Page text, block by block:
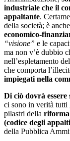
industriale che il
appaltante.
della società; è
economico-
“visione” e le
ma non v’è dubbio
nell’espletamento
che comporta
impiegati nella
Di ciò dovrà
ci sono in verità tutti
pilastri della riforma
(codice degli
della Pubblica